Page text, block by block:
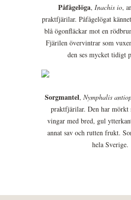
Påfågelöga, Inachis io,
praktfjärilar. Påfågelögat
blå ögonfläckar mot en
Fjärilen övervintrar som
den ses mycket tidigt
Sorgmantel, Nymphalis
praktfjärilar. Den har mörkt
vingar med bred, gul
annat sav och rutten frukt.
hela Sverige.